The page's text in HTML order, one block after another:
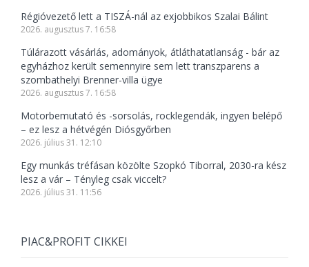
Régióvezető lett a TISZÁ-nál az exjobbikos Szalai Bálint
2026. augusztus 7. 16:58
Túlárazott vásárlás, adományok, átláthatatlanság - bár az
egyházhoz került semennyire sem lett transzparens a
szombathelyi Brenner-villa ügye
2026. augusztus 7. 16:58
Motorbemutató és -sorsolás, rocklegendák, ingyen belépő
– ez lesz a hétvégén Diósgyőrben
2026. július 31. 12:10
Egy munkás tréfásan közölte Szopkó Tiborral, 2030-ra kész
lesz a vár – Tényleg csak viccelt?
2026. július 31. 11:56
PIAC&PROFIT CIKKEI